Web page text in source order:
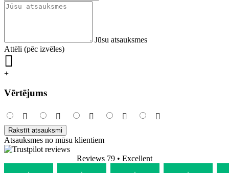
Jūsu atsauksmes
Attēli (pēc izvēles)
+
Vērtējums
Rakstīt atsauksmi
Atsauksmes no mūsu klientiem
Reviews 79 • Excellent